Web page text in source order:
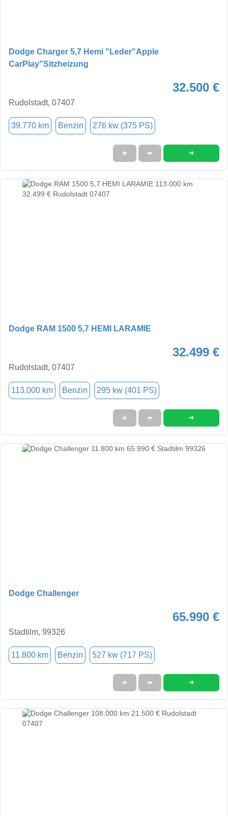
Dodge Charger 5,7 Hemi "Leder"Apple
CarPlay"Sitzheizung
32.500 €
Rudolstadt, 07407
39.770 km Benzin 276 kw (375 PS)
★ ➦ ➜
Dodge RAM 1500 5,7 HEMI LARAMIE
32.499 €
Rudolstadt, 07407
113.000 km Benzin 295 kw (401 PS)
★ ➦ ➜
Dodge Challenger
65.990 €
Stadtilm, 99326
11.800 km Benzin 527 kw (717 PS)
★ ➦ ➜